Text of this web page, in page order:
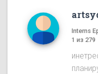
Interns
1 из 279